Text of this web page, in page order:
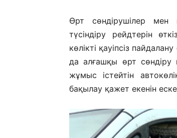
Өрт сөндірушілер мен
түсіндіру рейдтерін
көлікті қауіпсіз
да алғашқы өрт сөндіру
жұмыс істейтін
бақылау қажет екенін